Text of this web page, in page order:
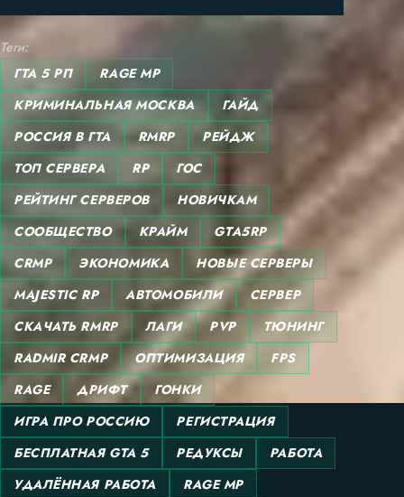
Теги:
ГТА 5 РП
RAGE MP
КРИМИНАЛЬНАЯ МОСКВА
ГАЙД
РОССИЯ В ГТА
RMRP
РЕЙДЖ
ТОП СЕРВЕРА
RP
ГОС
РЕЙТИНГ СЕРВЕРОВ
НОВИЧКАМ
СООБЩЕСТВО
КРАЙМ
GTA5RP
CRMP
ЭКОНОМИКА
НОВЫЕ СЕРВЕРЫ
MAJESTIC RP
АВТОМОБИЛИ
СЕРВЕР
СКАЧАТЬ RMRP
ЛАГИ PVP
ТЮНИНГ
RADMIR CRMP
ОПТИМИЗАЦИЯ
FPS
RAGE
ДРИФТ
ГОНКИ
ИГРА ПРО РОССИЮ
РЕГИСТРАЦИЯ
БЕСПЛАТНАЯ GTA 5
РЕДУКСЫ
РАБОТА
УДАЛЁННАЯ РАБОТА
RAGE MP